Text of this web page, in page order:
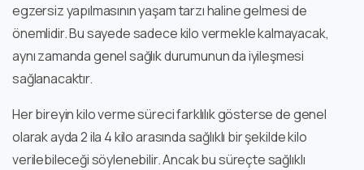
egzersiz yapılmasının yaşam tarzı haline gelmesi de
önemlidir. Bu sayede sadece kilo vermekle kalmayacak,
aynı zamanda genel sağlık durumunun da iyileşmesi
sağlanacaktır.
Her bireyin kilo verme süreci farklılık gösterse de genel
olarak ayda 2 ila 4 kilo arasında sağlıklı bir şekilde kilo
verilebileceği söylenebilir. Ancak bu süreçte sağlıklı